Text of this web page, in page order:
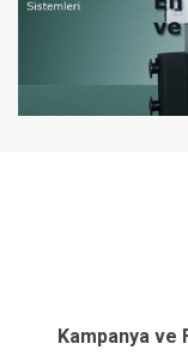
Kampanya ve